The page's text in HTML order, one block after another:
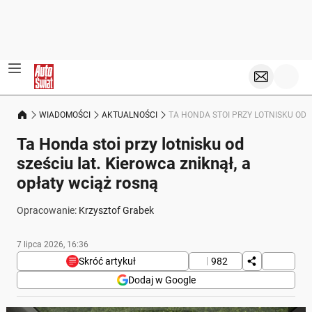
WIADOMOŚCI AKTUALNOŚCI TA HONDA STOI PRZY LOTNISKU OD
Ta Honda stoi przy lotnisku od
sześciu lat. Kierowca zniknął, a
opłaty wciąż rosną
Opracowanie: Krzysztof Grabek
7 lipca 2026, 16:36
Skróć artykuł
982
Dodaj w Google